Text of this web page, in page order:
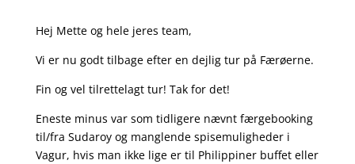
Hej Mette og hele jeres team,
Vi er nu godt tilbage efter en dejlig tur på Færøerne.
Fin og vel tilrettelagt tur! Tak for det!
Eneste minus var som tidligere nævnt færgebooking
til/fra Sudaroy og manglende spisemuligheder i
Vagur, hvis man ikke lige er til Philippiner buffet eller